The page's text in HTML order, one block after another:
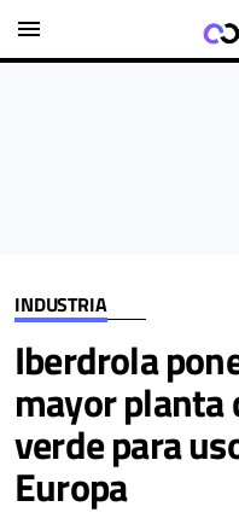
menu
INDUSTRIA
Iberdrola
mayor planta
verde para
Europa